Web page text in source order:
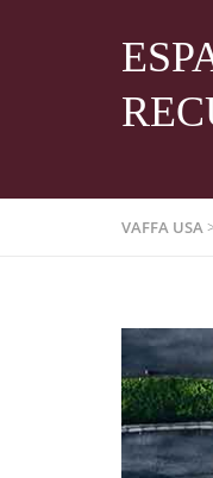
VAFFA USA